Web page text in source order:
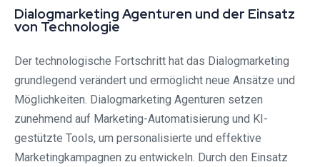
Dialogmarketing Agenturen und der Einsatz
von Technologie
Der technologische Fortschritt hat das Dialogmarketing
grundlegend verändert und ermöglicht neue Ansätze und
Möglichkeiten. Dialogmarketing Agenturen setzen
zunehmend auf Marketing-Automatisierung und KI-
gestützte Tools, um personalisierte und effektive
Marketingkampagnen zu entwickeln. Durch den Einsatz